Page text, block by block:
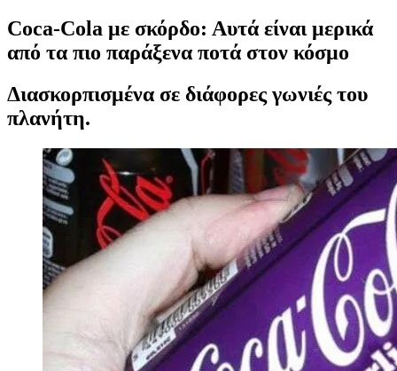
Coca-Cola με σκόρδο: Αυτά είναι μερικά
από τα πιο παράξενα ποτά στον κόσμο
Διασκορπισμένα σε διάφορες γωνιές του
πλανήτη.